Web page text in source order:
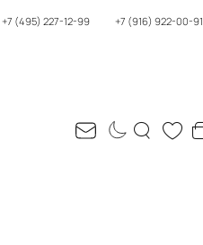
+7 (495) 227-12-99 +7 (916) 922-00-91